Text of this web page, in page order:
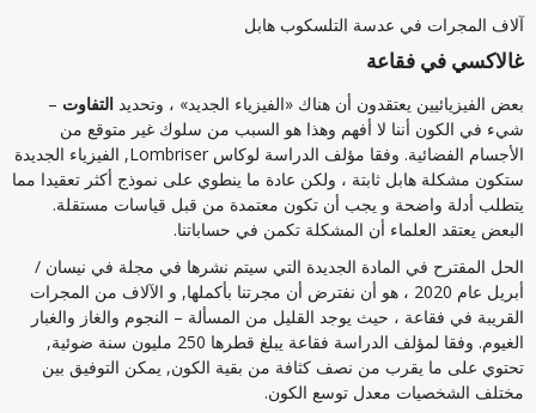
آلاف المجرات في عدسة التلسكوب هابل
غالاكسي في فقاعة
بعض الفيزيائيين يعتقدون أن هناك «الفيزياء الجديد» ، وتحديد التفاوت –
شيء في الكون أننا لا أفهم وهذا هو السبب من سلوك غير متوقع من
الأجسام الفضائية. وفقا مؤلف الدراسة لوكاس Lombriser, الفيزياء الجديدة
ستكون مشكلة هابل ثابتة ، ولكن عادة ما ينطوي على نموذج أكثر تعقيدا مما
يتطلب أدلة واضحة و يجب أن تكون معتمدة من قبل قياسات مستقلة.
البعض يعتقد العلماء أن المشكلة تكمن في حساباتنا.
الحل المقترح في المادة الجديدة التي سيتم نشرها في مجلة في نيسان /
أبريل عام 2020 ، هو أن نفترض أن مجرتنا بأكملها, و الآلاف من المجرات
القريبة في فقاعة ، حيث يوجد القليل من المسألة – النجوم والغاز والغبار
الغيوم. وفقا لمؤلف الدراسة فقاعة يبلغ قطرها 250 مليون سنة ضوئية,
تحتوي على ما يقرب من نصف كثافة من بقية الكون, يمكن التوفيق بين
مختلف الشخصيات معدل توسع الكون.